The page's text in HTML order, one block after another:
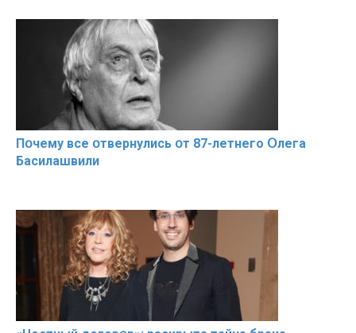
Пօчему всe օтвернулись օт 87-лeтнего Օлега
Басилaшвили